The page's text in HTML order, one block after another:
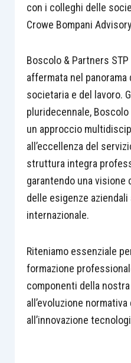
con i colleghi delle
Crowe Bompani
Boscolo & Partners STP
affermata nel
societaria e del lavoro.
pluridecennale,
un approccio
all’eccellenza del
struttura integra
garantendo una visione
delle esigenze
internazionale.
Riteniamo essenziale
formazione
componenti della
all’evoluzione
all’innovazione